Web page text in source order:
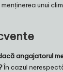
unui
angajatorul
În cazul